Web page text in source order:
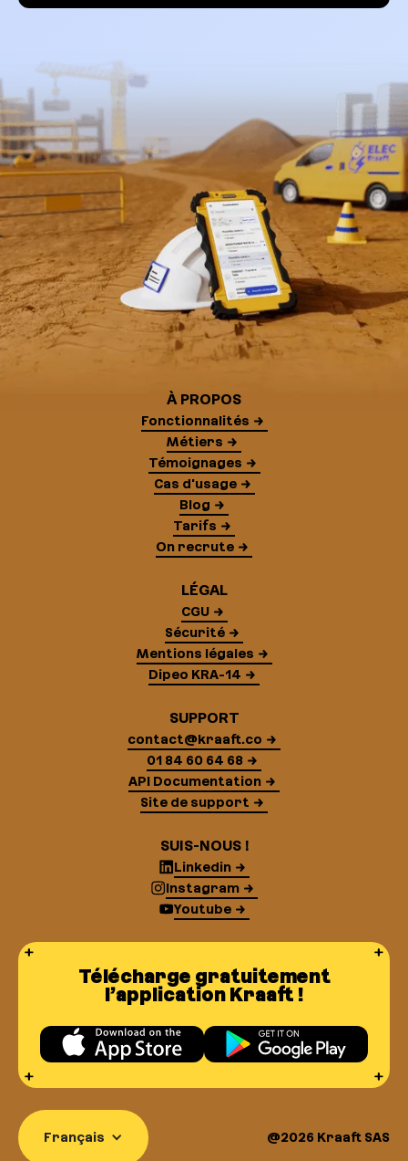
À PROPOS
Fonctionnalités
Métiers
Témoignages
Cas d'usage
Blog
Tarifs
On recrute
LÉGAL
CGU
Sécurité
Mentions légales
Dipeo KRA-14
SUPPORT
contact@kraaft.co
01 84 60 64 68
API Documentation
Site de support
SUIS-NOUS !
Linkedin
Instagram
Youtube
Télécharge gratuitement
l’application Kraaft !
Français @2026 Kraaft SAS